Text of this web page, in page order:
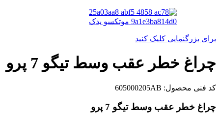
برای بزرگنمایی کلیک کنید
چراغ خطر عقب وسط تیگو 7 پرو
کد فنی محصول: 605000205AB
چراغ خطر عقب وسط تیگو 7 پرو